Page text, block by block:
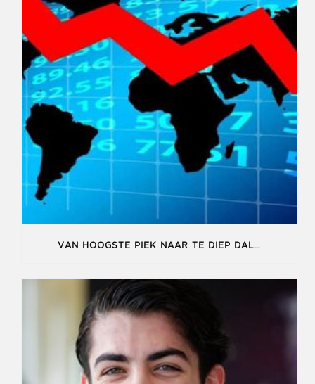
VAN HOOGSTE PIEK NAAR TE DIEP DAL…